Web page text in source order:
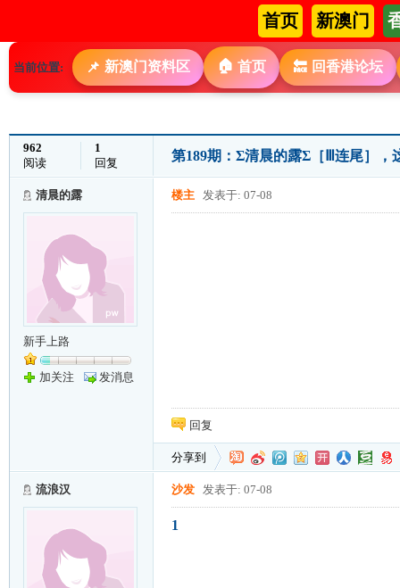
首页 新澳门
当前位置: 📌 新澳门资料区 🏠 首页 🔙 回香港论坛
962
阅读
1
回复
第189期：Σ清晨的露Σ［Ⅲ连尾］，
清晨的露
新手上路
加关注 发消息
楼主 发表于: 07-08
回复
分享到
流浪汉 沙发 发表于: 07-08
1